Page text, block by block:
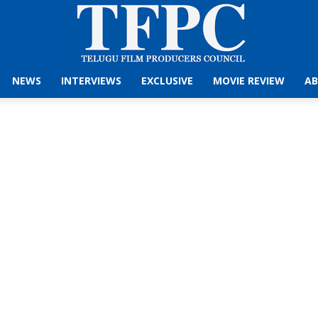
NEWS INTERVIEWS EXCLUSIVE MOVIE REVIEW